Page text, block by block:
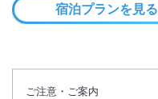
宿泊プランを見る
ご注意・ご案内